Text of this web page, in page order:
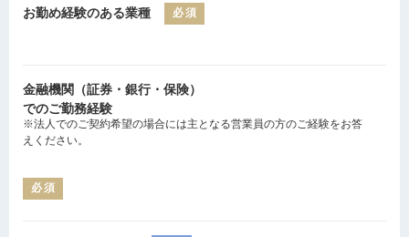
お勤め経験のある業種 必須
金融機関（証券・銀行・保険）
でのご勤務経験
※法人でのご契約希望の場合には主となる営業員の方のご経験をお答
えください。
必須